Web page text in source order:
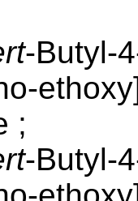
-Butyl-
;
-Butyl-